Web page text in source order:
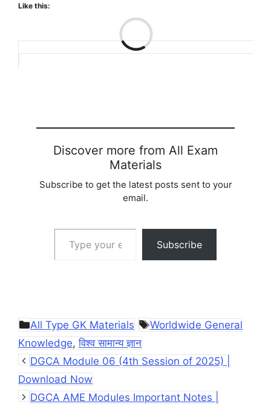
Like this:
Discover more from All Exam
Materials
Subscribe to get the latest posts sent to your
email.
Type your email…
Subscribe
Categories
All Type GK Materials Tags
Worldwide General
Knowledge,विश्व सामान्य ज्ञान
DGCA Module 06 (4th Session of 2025) |
Download Now
DGCA AME Modules Important Notes |